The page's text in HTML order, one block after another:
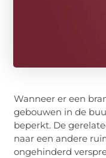
Wanneer er een
gebouwen in de
beperkt. De
naar een andere
ongehinderd